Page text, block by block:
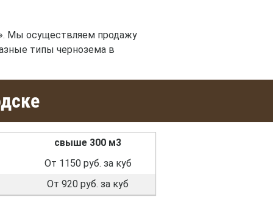
Мы осуществляем продажу
типы чернозема в
свыше 300 м3
От 1150 руб. за куб
От 920 руб. за куб